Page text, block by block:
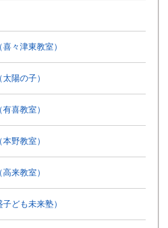
々津東教室）
陽の子）
喜教室）
野教室）
来教室）
ども未来塾）